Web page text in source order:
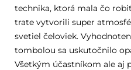
technika, ktorá mala čo
trate vytvorili super
svetiel čeloviek.
tombolou sa uskutočnilo
Všetkým účastníkom ale aj